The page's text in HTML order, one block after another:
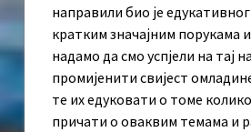
направили био је
кратким значајним порукама
надамо да смо успјели на тај
промијенити свијест
те их едуковати о томе
причати о оваквим темама и